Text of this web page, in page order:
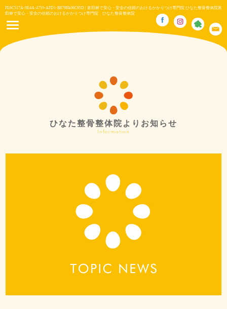
FE6C517A-9E4A-4755-AFD1-B879FA06C95D | 富田林で安心・安全の信頼のおけるかかりつけ専門院 ひなた整骨整体院富
田林で安心・安全の信頼のおけるかかりつけ専門院 ひなた整骨整体院
ひなた整骨整体院よりお知らせ
Information